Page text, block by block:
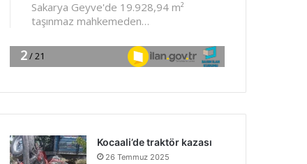
Kocaali’de traktör kazası
26 Temmuz 2025